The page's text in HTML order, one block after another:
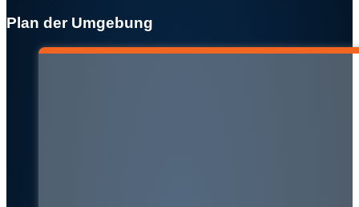
Plan der Umgebung